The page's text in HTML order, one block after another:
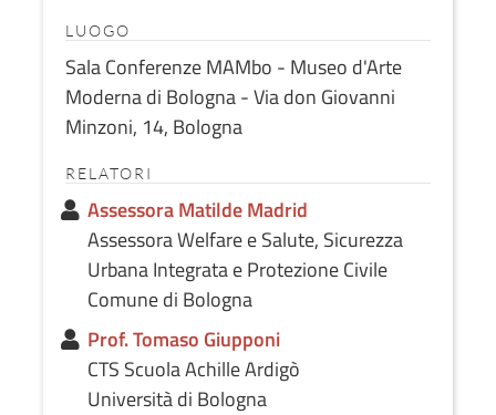
LUOGO
Sala Conferenze MAMbo - Museo d'Arte
Moderna di Bologna - Via don Giovanni
Minzoni, 14, Bologna
RELATORI
Assessora Matilde Madrid
Assessora Welfare e Salute, Sicurezza
Urbana Integrata e Protezione Civile
Comune di Bologna
Prof. Tomaso Giupponi
CTS Scuola Achille Ardigò
Università di Bologna